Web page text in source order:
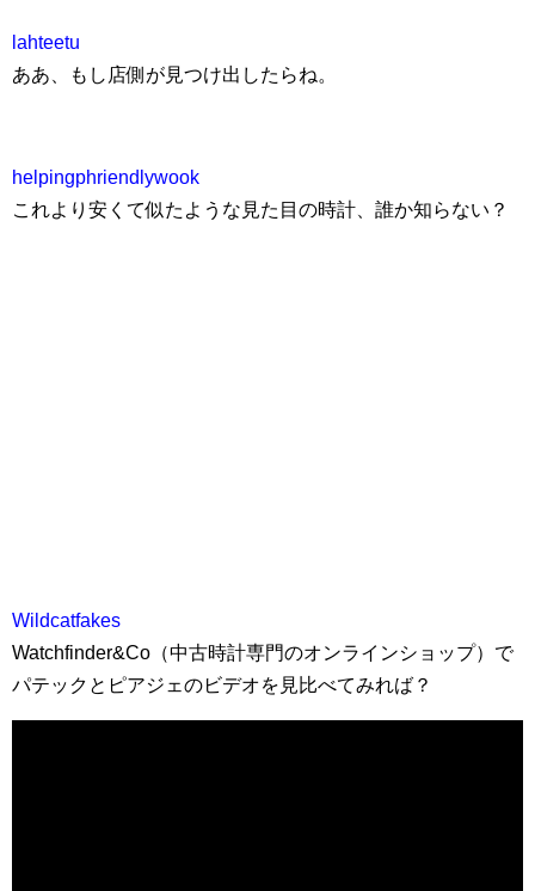
lahteetu
ああ、もし店側が見つけ出したらね。
helpingphriendlywook
これより安くて似たような見た目の時計、誰か知らない？
Wildcatfakes
Watchfinder&Co（中古時計専門のオンラインショップ）で
パテックとピアジェのビデオを見比べてみれば？